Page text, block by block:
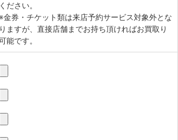
ください。
金券・チケット類は来店予約サービス対象外とな
りますが、直接店舗までお持ち頂ければお買取り
能です。